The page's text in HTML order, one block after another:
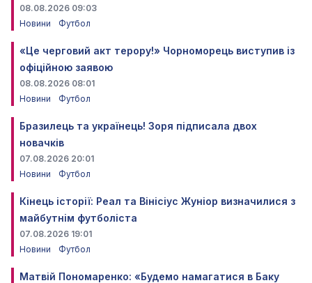
08.08.2026 09:03
Новини
Футбол
«Це черговий акт терору!» Чорноморець виступив із
офіційною заявою
08.08.2026 08:01
Новини
Футбол
Бразилець та українець! Зоря підписала двох
новачків
07.08.2026 20:01
Новини
Футбол
Кінець історії: Реал та Вінісіус Жуніор визначилися з
майбутнім футболіста
07.08.2026 19:01
Новини
Футбол
Матвій Пономаренко: «Будемо намагатися в Баку